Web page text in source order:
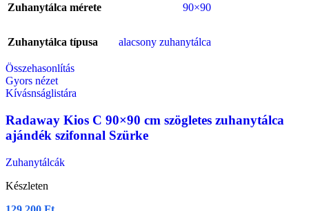
Zuhanytálca mérete 90×90
Zuhanytálca típusa alacsony zuhanytálca
Összehasonlítás
Gyors nézet
Kívásnságlistára
Radaway Kios C 90×90 cm szögletes zuhanytálca
ajándék szifonnal Szürke
Zuhanytálcák
Készleten